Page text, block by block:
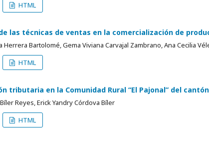
HTML
las técnicas de ventas en la comercialización de
Herrera Bartolomé, Gema Viviana Carvajal Zambrano, Ana Cecilia
HTML
tributaria en la Comunidad Rural “El Pajonal” del
Reyes, Erick Yandry Córdova Bíler
HTML